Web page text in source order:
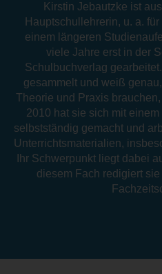
Kirstin Jebautzke ist
Hauptschullehrerin, u. a.
einem längeren
viele Jahre erst in der
Schulbuchverlag
gesammelt und weiß
Theorie und Praxis
2010 hat sie sich mit
selbstständig gemacht und
Unterrichtsmaterialien,
Ihr Schwerpunkt liegt dabei
diesem Fach redigiert